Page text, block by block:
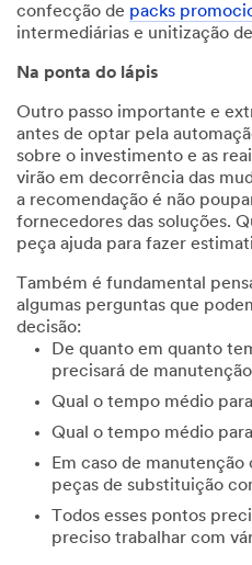
confecção de packs
intermediárias e unitização
Na ponta do lápis
Outro passo importante e
antes de optar pela
sobre o investimento e as
virão em decorrência das
a recomendação é não
fornecedores das soluções.
peça ajuda para fazer
Também é fundamental
algumas perguntas que
decisão:
De quanto em quanto
precisará de
Qual o tempo médio
Qual o tempo médio
Em caso de
peças de substituição
Todos esses pontos
preciso trabalhar com